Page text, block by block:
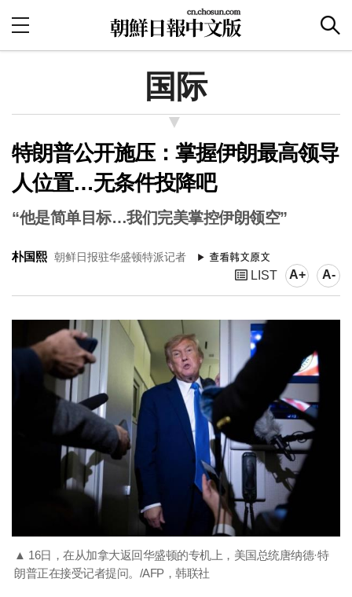
国际
特朗普公开施压：掌握伊朗最高领导
人位置…无条件投降吧
“他是简单目标…我们完美掌控伊朗领空”
朴国熙 朝鲜日报驻华盛顿特派记者
LIST A+ A-
▲ 16日，在从加拿大返回华盛顿的专机上，美国总统唐纳德·特
朗普正在接受记者提问。/AFP，韩联社